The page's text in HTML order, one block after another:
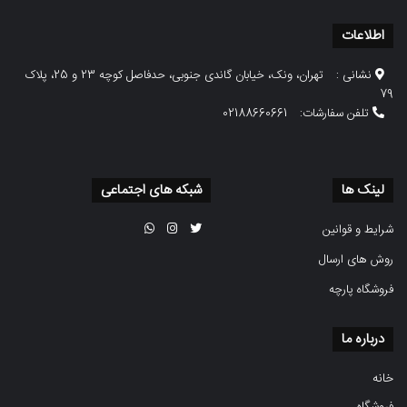
اطلاعات
نشانی :
تهران، ونک، خیابان گاندی جنوبی، حدفاصل کوچه 23 و 25، پلاک
79
تلفن سفارشات:
02188660661
لینک ها
شرایط و قوانین
روش های ارسال
فروشگاه پارچه
شبکه های اجتماعی
درباره ما
خانه